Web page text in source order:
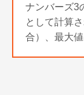
ナンバーズ3
として計算
合）、最大